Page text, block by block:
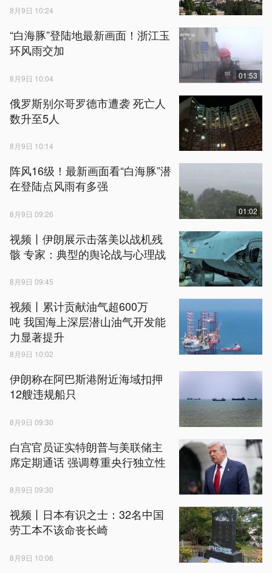
8月9日 10:24
“白海豚”登陆地最新画面！浙江玉
环风雨交加
8月9日 10:04 01:53
俄罗斯别尔哥罗德市遭袭 死亡人
数升至5人
8月9日 10:14
阵风16级！最新画面看“白海豚”潜
在登陆点风雨有多强
8月9日 09:26 01:02
视频丨伊朗展示击落美以战机残
骸 专家：典型的舆论战与心理战
8月9日 09:45
视频丨累计贡献油气超600万
吨 我国海上深层潜山油气开发能
力显著提升
8月9日 10:02
伊朗称在阿巴斯港附近海域扣押
12艘违规船只
8月9日 09:30
白宫官员证实特朗普与美联储主
席定期通话 强调尊重央行独立性
8月9日 09:30
视频丨日本有识之士：32名中国
劳工本不该命丧长崎
8月9日 10:06